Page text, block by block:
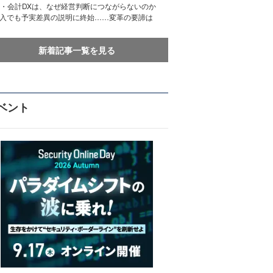
会計DXは、なぜ経営判断につながらないのか
でも予実差異の説明に終始……変革の要諦は
新着記事一覧を見る
ント